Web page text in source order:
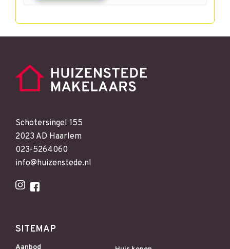
Schotersingel 155
2023 AD Haarlem
023-5264060
info@huizenstede.nl
SITEMAP
Aanbod